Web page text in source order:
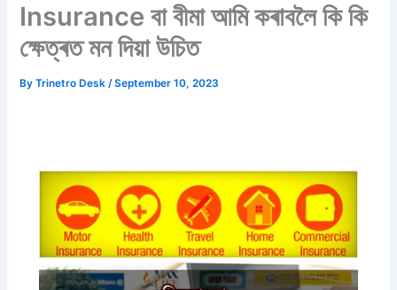
Insurance বা বীমা আমি কৰাবলৈ কি কি
ক্ষেত্ৰত মন দিয়া উচিত
ByTrinetro Desk/September 10, 2023